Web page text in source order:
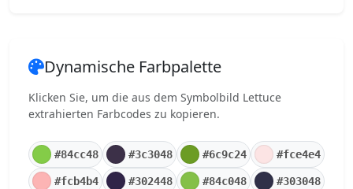
Dynamische Farbpalette
Klicken Sie, um die aus dem Symbolbild Lettuce
extrahierten Farbcodes zu kopieren.
#84cc48 #3c3048 #6c9c24 #fce4e4
#fcb4b4 #302448 #84c048 #303048